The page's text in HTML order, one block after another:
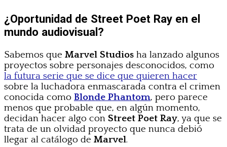
¿Oportunidad de Street Poet Ray en el
mundo audiovisual?
Sabemos que Marvel Studios ha lanzado algunos
proyectos sobre personajes desconocidos, como
la futura serie que se dice que quieren hacer
sobre la luchadora enmascarada contra el crimen
conocida como Blonde Phantom, pero parece
menos que probable que, en algún momento,
decidan hacer algo con Street Poet Ray, ya que se
trata de un olvidad proyecto que nunca debió
llegar al catálogo de Marvel.